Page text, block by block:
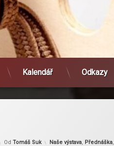
Kalendář Odkazy
Od Tomáš Suk Kategorie:
Naše výstava, Přednáška,